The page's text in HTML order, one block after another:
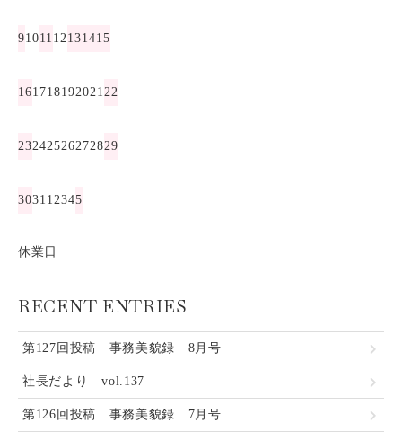
91011 12131415
16171819202122
23242526272829
3031 12345
休業日
RECENT ENTRIES
第127回投稿 事務美貌録 8月号
社長だより vol.137
第126回投稿 事務美貌録 7月号